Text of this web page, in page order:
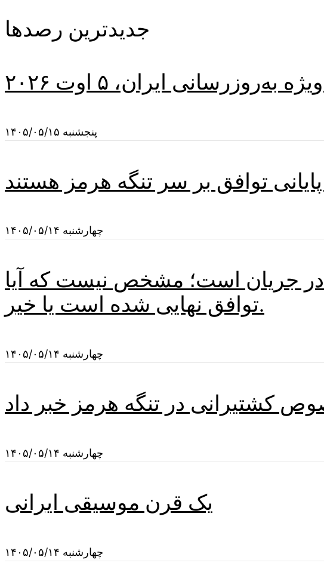
جدیدترین رصدها
به‌روزرسانی ایران، ۵ اوت ۲۰۲۶
پنجشنبه ۱۴۰۵/۰۵/۱۵
توافق بر سر تنگه هرمز هستند
چهارشنبه ۱۴۰۵/۰۵/۱۴
جریان است؛ مشخص نیست که آیا
توافق نهایی شده است یا خیر.
چهارشنبه ۱۴۰۵/۰۵/۱۴
کشتیرانی در تنگه هرمز خبر داد
چهارشنبه ۱۴۰۵/۰۵/۱۴
یک قرن موسیقی ایرانی
چهارشنبه ۱۴۰۵/۰۵/۱۴